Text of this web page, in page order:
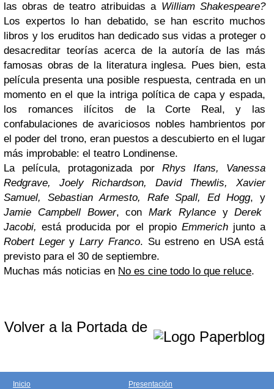
las obras de teatro atribuidas aWilliam Shakespeare?
Los expertos lo han debatido, se han escrito muchos
libros y los eruditos han dedicado sus vidas a proteger o
desacreditar teorías acerca de la autoría de las más
famosas obras de la literatura inglesa. Pues bien, esta
película presenta una posible respuesta, centrada en un
momento en el que la intriga política de capa y espada,
los romances ilícitos de la Corte Real, y las
confabulaciones de avariciosos nobles hambrientos por
el poder del trono, eran puestos a descubierto en el lugar
más improbable: el teatro Londinense.
La película, protagonizada porRhys Ifans, Vanessa
Redgrave, Joely Richardson, David Thewlis, Xavier
Samuel, Sebastian Armesto, Rafe Spall, Ed Hogg, y
Jamie Campbell Bower, con Mark RylanceyDerek
Jacobi, está producida por el propio Emmerich junto a
Robert Legery Larry Franco. Su estreno en USA está
previsto para el 30 de septiembre.
Muchas más noticias en No es cine todo lo que reluce.
Volver a la Portada de
Inicio Presentación